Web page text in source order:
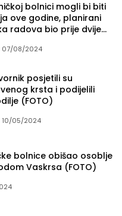
bolnici mogli bi biti
ove godine, planirani
radova bio prije dvije
07/08/2024
posjetili su
krsta i podijelili
(FOTO)
10/05/2024
bolnice obišao osoblje
Vaskrsa (FOTO)